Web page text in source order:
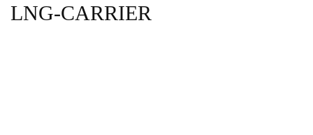
LNG-CARRIER